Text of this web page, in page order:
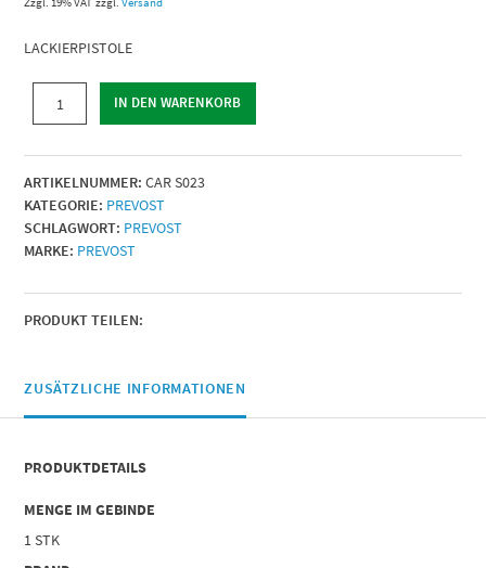
LACKIERPISTOLE
Düse
(mm)
=
2
|
IN DEN WARENKORB
ARTIKELNUMMER: CAR S023
KATEGORIE: PREVOST
SCHLAGWORT: PREVOST
MARKE: PREVOST
PRODUKT TEILEN:
ZUSÄTZLICHE INFORMATIONEN
PRODUKTDETAILS
MENGE IM GEBINDE
1 STK